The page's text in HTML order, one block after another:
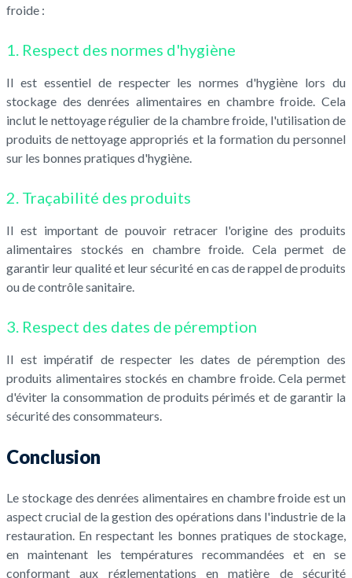
froide :
1. Respect des normes d'hygiène
Il est essentiel de respecter les normes d'hygiène lors du
stockage des denrées alimentaires en chambre froide. Cela
inclut le nettoyage régulier de la chambre froide, l'utilisation de
produits de nettoyage appropriés et la formation du personnel
sur les bonnes pratiques d'hygiène.
2. Traçabilité des produits
Il est important de pouvoir retracer l'origine des produits
alimentaires stockés en chambre froide. Cela permet de
garantir leur qualité et leur sécurité en cas de rappel de produits
ou de contrôle sanitaire.
3. Respect des dates de péremption
Il est impératif de respecter les dates de péremption des
produits alimentaires stockés en chambre froide. Cela permet
d'éviter la consommation de produits périmés et de garantir la
sécurité des consommateurs.
Conclusion
Le stockage des denrées alimentaires en chambre froide est un
aspect crucial de la gestion des opérations dans l'industrie de la
restauration. En respectant les bonnes pratiques de stockage,
en maintenant les températures recommandées et en se
conformant aux réglementations en matière de sécurité